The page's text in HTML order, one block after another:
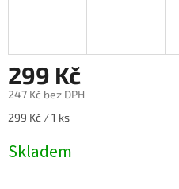
299 Kč
247 Kč bez DPH
Měrná
299 Kč / 1 ks
Skladem